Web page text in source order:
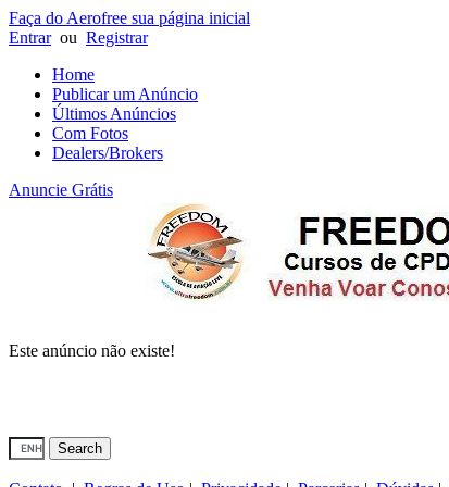
Faça do Aerofree sua página inicial
Entrarou Registrar
Home
Publicar um Anúncio
Últimos Anúncios
Com Fotos
Dealers/Brokers
Anuncie Grátis
Este anúncio não existe!